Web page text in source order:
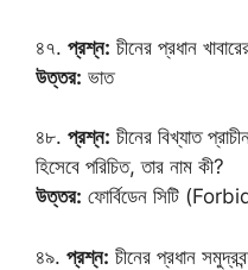
৪৭. প্রশ্ন: চীনের প্রধান
উত্তর: ভাত
৪৮. প্রশ্ন: চীনের বিখ্যাত
হিসেবে পরিচিত, তার নাম কী?
উত্তর: ফোর্বিডেন সিটি
৪৯. প্রশ্ন: চীনের প্রধান